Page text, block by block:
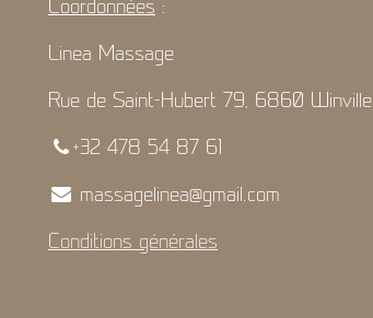
Coordonnées :
Linea Massage
Rue de Saint-Hubert 79, 6860 Winville
+32 478 54 87 61
massagelinea@gmail.com
Conditions générales